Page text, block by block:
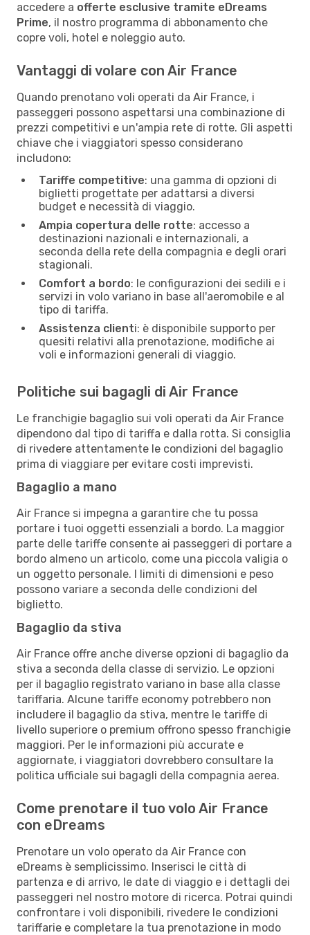
accedere a offerte esclusive tramite eDreams
Prime, il nostro programma di abbonamento che
copre voli, hotel e noleggio auto.
Vantaggi di volare con Air France
Quando prenotano voli operati da Air France, i
passeggeri possono aspettarsi una combinazione di
prezzi competitivi e un'ampia rete di rotte. Gli aspetti
chiave che i viaggiatori spesso considerano
includono:
Tariffe competitive: una gamma di opzioni di
biglietti progettate per adattarsi a diversi
budget e necessità di viaggio.
Ampia copertura delle rotte: accesso a
destinazioni nazionali e internazionali, a
seconda della rete della compagnia e degli orari
stagionali.
Comfort a bordo: le configurazioni dei sedili e i
servizi in volo variano in base all'aeromobile e al
tipo di tariffa.
Assistenza clienti: è disponibile supporto per
quesiti relativi alla prenotazione, modifiche ai
voli e informazioni generali di viaggio.
Politiche sui bagagli di Air France
Le franchigie bagaglio sui voli operati da Air France
dipendono dal tipo di tariffa e dalla rotta. Si consiglia
di rivedere attentamente le condizioni del bagaglio
prima di viaggiare per evitare costi imprevisti.
Bagaglio a mano
Air France si impegna a garantire che tu possa
portare i tuoi oggetti essenziali a bordo. La maggior
parte delle tariffe consente ai passeggeri di portare a
bordo almeno un articolo, come una piccola valigia o
un oggetto personale. I limiti di dimensioni e peso
possono variare a seconda delle condizioni del
biglietto.
Bagaglio da stiva
Air France offre anche diverse opzioni di bagaglio da
stiva a seconda della classe di servizio. Le opzioni
per il bagaglio registrato variano in base alla classe
tariffaria. Alcune tariffe economy potrebbero non
includere il bagaglio da stiva, mentre le tariffe di
livello superiore o premium offrono spesso franchigie
maggiori. Per le informazioni più accurate e
aggiornate, i viaggiatori dovrebbero consultare la
politica ufficiale sui bagagli della compagnia aerea.
Come prenotare il tuo volo Air France
con eDreams
Prenotare un volo operato da Air France con
eDreams è semplicissimo. Inserisci le città di
partenza e di arrivo, le date di viaggio e i dettagli dei
passeggeri nel nostro motore di ricerca. Potrai quindi
confrontare i voli disponibili, rivedere le condizioni
tariffarie e completare la tua prenotazione in modo